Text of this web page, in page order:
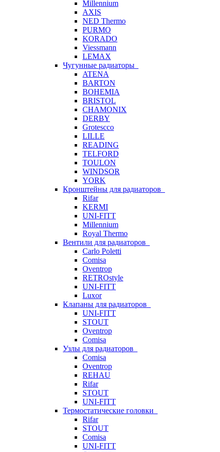
Millennium
AXIS
NED Thermo
PURMO
KORADO
Viessmann
LEMAX
Чугунные радиаторы
ATENA
BARTON
BOHEMIA
BRISTOL
CHAMONIX
DERBY
Grotescco
LILLE
READING
TELFORD
TOULON
WINDSOR
YORK
Кронштейны для радиаторов
Rifar
KERMI
UNI-FITT
Millennium
Royal Thermo
Вентили для радиаторов
Carlo Poletti
Comisa
Oventrop
RETROstyle
UNI-FITT
Luxor
Клапаны для радиаторов
UNI-FITT
STOUT
Oventrop
Comisa
Узлы для радиаторов
Comisa
Oventrop
REHAU
Rifar
STOUT
UNI-FITT
Термостатические головки
Rifar
STOUT
Comisa
UNI-FITT